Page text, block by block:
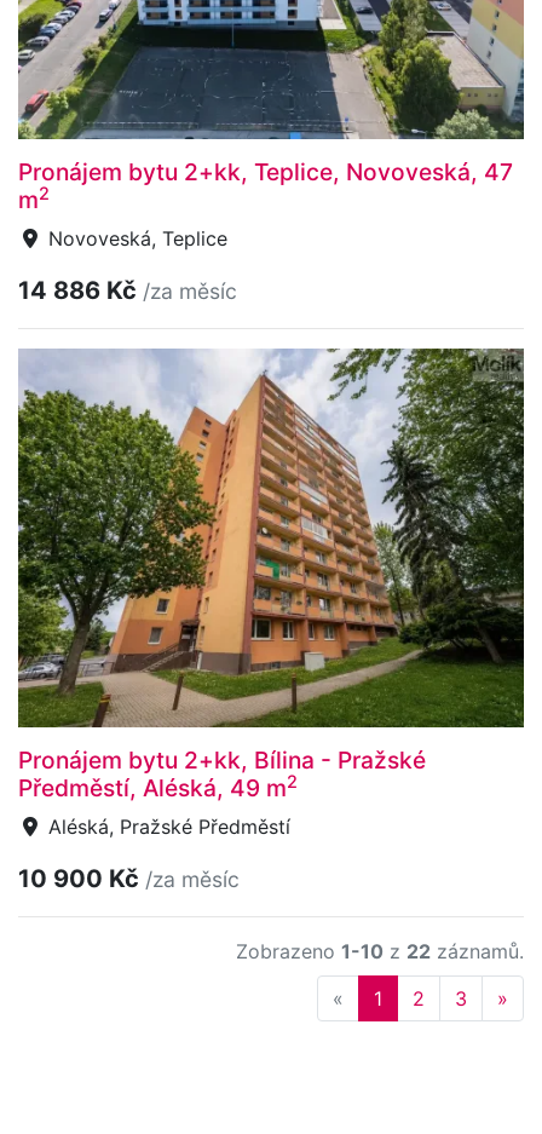
Pronájem bytu 2+kk, Teplice, Novoveská, 47
m2
Novoveská, Teplice
14 886 Kč /za měsíc
Pronájem bytu 2+kk, Bílina - Pražské
Předměstí, Aléská, 49 m2
Aléská, Pražské Předměstí
10 900 Kč /za měsíc
Zobrazeno 1-10 z 22 záznamů.
« Previous
1 2 3 »